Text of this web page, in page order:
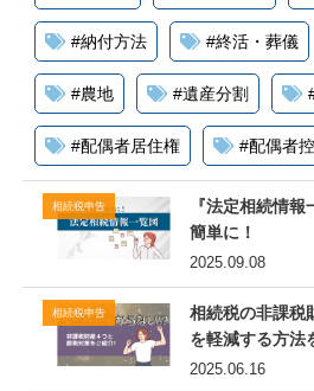
#納付方法 #終活・葬儀
#農地 #遺産分割
#配偶者居住権 #配偶者
相続税申告
2025.09.08
『法定相続情
簡単に！
相続税申告
2025.06.16
相続税の非課税
を軽減する方法